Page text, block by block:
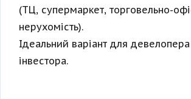
(ТЦ, супермаркет, торговельно-
нерухомість).
Ідеальний варіант для
інвестора.